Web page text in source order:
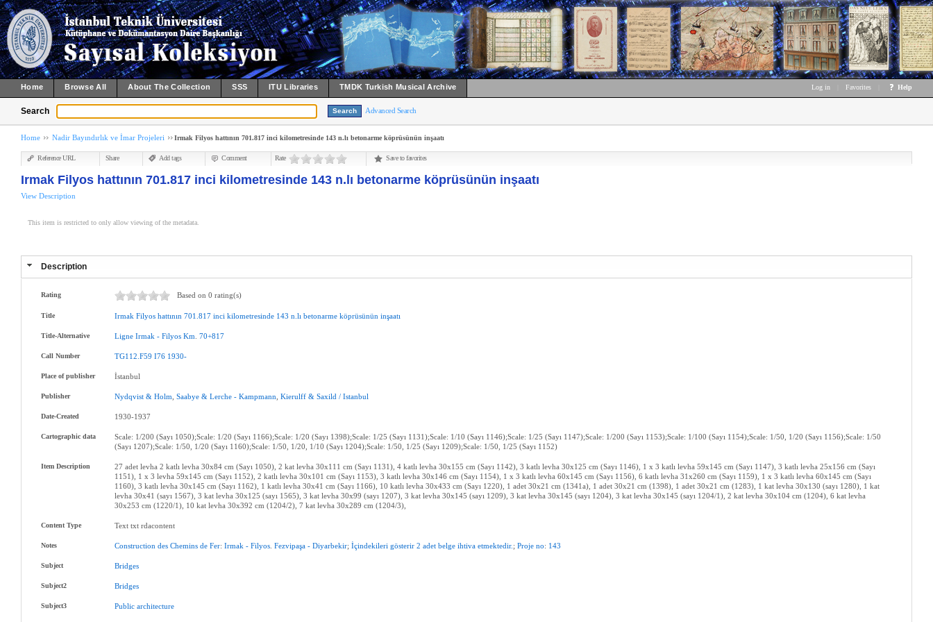
Home Browse All About The Collection SSS ITU Libraries TMDK Turkish Musical Archive Log in Favorites Help
Search Advanced Search
Home Nadir Bayındırlık ve İmar Projeleri Irmak Filyos hattının 701.817 inci kilometresinde 143 n.lı betonarme köprüsünün inşaatı
Reference URL Share Add tags Comment Rate Save to favorites
Irmak Filyos hattının 701.817 inci kilometresinde 143 n.lı betonarme köprüsünün inşaatı
View Description
This item is restricted to only allow viewing of the metadata.
Description
Rating Based on 0 rating(s)
Title Irmak Filyos hattının 701.817 inci kilometresinde 143 n.lı betonarme köprüsünün inşaatı
Title-Alternative Ligne Irmak - Filyos Km .70+817
Call Number TG112.F59 I76 1930-
Place of publisher İstanbul
Publisher Nydqvist & Holm ,Saabye & Lerche - Kampmann ,Kierulff & Saxild / Istanbul
Date-Created 1930-1937
Cartographic data
Scale: 1/200 (Sayı 1050);Scale: 1/20 (Sayı 1166);Scale: 1/20 (Sayı 1398);Scale: 1/25 (Sayı 1131);Scale: 1/10 (Sayı 1146);Scale: 1/25 (Sayı 1147);Scale: 1/200 (Sayı 1153);Scale: 1/100 (Sayı 1154);Scale: 1/50, 1/20 (Sayı 1156);Scale: 1/50
(Sayı 1207);Scale: 1/50, 1/20 (Sayı 1160);Scale: 1/50, 1/20, 1/10 (Sayı 1204);Scale: 1/50, 1/25 (Sayı 1209);Scale: 1/50, 1/25 (Sayı 1152)
Item Description
27 adet levha 2 katlı levha 30x84 cm (Sayı 1050), 2 kat levha 30x111 cm (Sayı 1131), 4 katlı levha 30x155 cm (Sayı 1142), 3 katlı levha 30x125 cm (Sayı 1146), 1 x 3 katlı levha 59x145 cm (Sayı 1147), 3 katlı levha 25x156 cm (Sayı
1151), 1 x 3 levha 59x145 cm (Sayı 1152), 2 katlı levha 30x101 cm (Sayı 1153), 3 katlı levha 30x146 cm (Sayı 1154), 1 x 3 katlı levha 60x145 cm (Sayı 1156), 6 katlı levha 31x260 cm (Sayı 1159), 1 x 3 katlı levha 60x145 cm (Sayı
1160), 3 katlı levha 30x145 cm (Sayı 1162), 1 katlı levha 30x41 cm (Sayı 1166), 10 katlı levha 30x433 cm (Sayı 1220), 1 adet 30x21 cm (1341a), 1 adet 30x21 cm (1398), 1 adet 30x21 cm (1283), 1 kat levha 30x130 (sayı 1280), 1 kat
levha 30x41 (sayı 1567), 3 kat levha 30x125 (sayı 1565), 3 kat levha 30x99 (sayı 1207), 3 kat levha 30x145 (sayı 1209), 3 kat levha 30x145 (sayı 1204), 3 kat levha 30x145 (sayı 1204/1), 2 kat levha 30x104 cm (1204), 6 kat levha
30x253 cm (1220/1), 10 kat levha 30x392 cm (1204/2), 7 kat levha 30x289 cm (1204/3),
Content Type Text txt rdacontent
Notes Construction des Chemins de Fer:Irmak - Filyos .Fezvipaşa - Diyarbekir;İçindekileri gösterir 2 adet belge ihtiva etmektedir. ;Proje no: 143
Subject Bridges
Subject2 Bridges
Subject3 Public architecture